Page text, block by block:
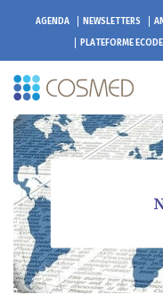
AGENDA NEWSLETTERS
PLATEFORME